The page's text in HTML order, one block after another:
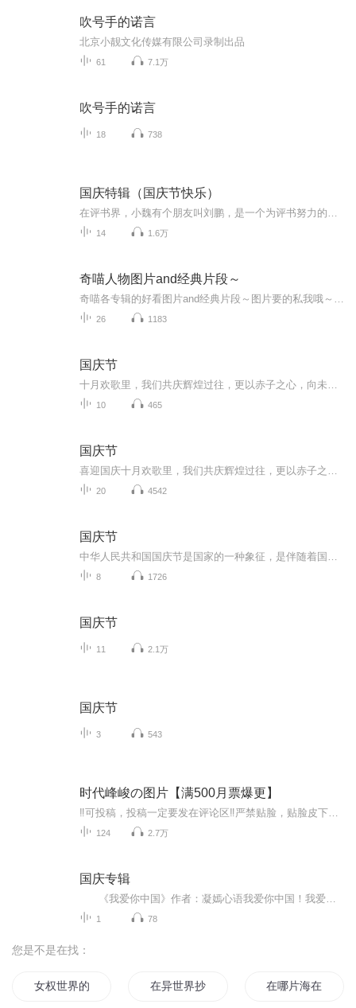
吹号手的诺言
北京小靓文化传媒有限公司录制出品
61 7.1万
吹号手的诺言
18 738
国庆特辑（国庆节快乐）
14 1.6万
奇喵人物图片and经典片段～
26 1183
国庆节
10 465
国庆节
20 4542
国庆节
8 1726
国庆节
11 2.1万
国庆节
3 543
时代峰峻の图片【满500月票爆更】
124 2.7万
国庆专辑
1 78
您是不是在找：
女权世界的文抄公 在异世界抄书的那些日子在哪片海在那片海